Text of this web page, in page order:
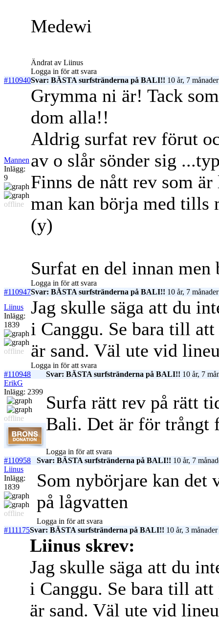
Medewi
Ändrat av Liinus
Logga in för att svara
#110940Svar: BÄSTA surfstränderna på BALI!! 10 år, 7
Mannen
Inlägg:
9
offline
Grymma ni är! Tack
dom alla!!
Aldrig surfat rev förut
av o slår sönder sig
Finns de nått rev som
man kan börja med tills
(y)
Surfat en del innan men
Logga in för att svara
#110947Svar: BÄSTA surfstränderna på BALI!! 10 år, 7
Liinus
Inlägg:
1839
offline
Jag skulle säga att du
i Canggu. Se bara till
är sand. Väl ute vid
Logga in för att svara
#110948
Svar: BÄSTA surfstränderna på BALI!! 10 år, 7
ErikG
Inlägg: 2399
offline
Surfa rätt rev på rätt
Bali. Det är för trångt
Logga in för att svara
#110958
Svar: BÄSTA surfstränderna på BALI!! 10 år, 7
Liinus
Inlägg:
1839
offline
Som nybörjare kan det
på lågvatten
Logga in för att svara
#111175Svar: BÄSTA surfstränderna på BALI!! 10 år, 3 månader
Liinus skrev:
Jag skulle säga att du
i Canggu. Se bara till
är sand. Väl ute vid